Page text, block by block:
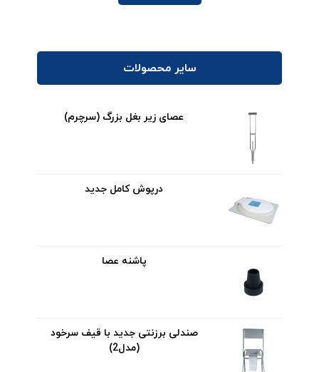
سایر محصولات
عصای زیر بغل بزرگ (سرچرم)
درپوش کامل جدید
پاشنه عصا
صندلی برزنتی جدید با قیف سرخود
(مدل2)